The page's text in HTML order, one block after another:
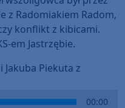
z Radomiakiem Radom,
konflikt z kibicami.
em Jastrzębie.
Piekuta z
00:00